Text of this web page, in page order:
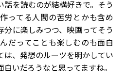
話を読むのが結構好きで。そう
ってる人間の苦労とかも含め
分に楽しみつつ、映画ってそう
だってことも楽しむのも面白
は、発想のルーツを明かしてい
いだろうなと思ってますね。